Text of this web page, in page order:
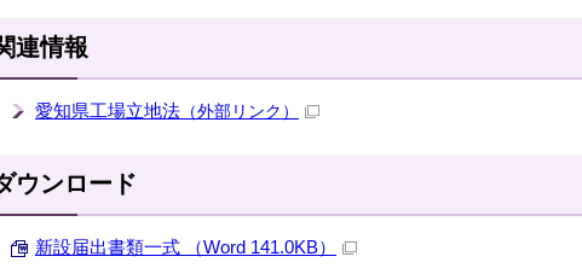
連情報
愛知県工場立地法 （外部リンク）
ウンロード
新設届出書類一式 （Word 141.0KB）